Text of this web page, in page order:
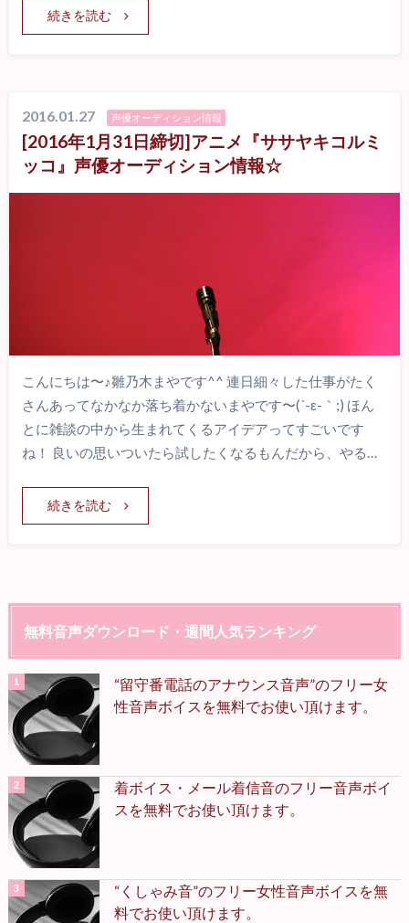
続きを読む
2016.01.27 声優オーディション情報
[2016年1月31日締切]アニメ『ササヤキコルミ
ッコ』声優オーディション情報☆
こんにちは〜♪雛乃木まやです^^ 連日細々した仕事がたく
さんあってなかなか落ち着かないまやです〜(´-ε-｀;) ほん
とに雑談の中から生まれてくるアイデアってすごいです
ね！ 良いの思いついたら試したくなるもんだから、やる…
続きを読む
無料音声ダウンロード・週間人気ランキング
“留守番電話のアナウンス音声”のフリー女
性音声ボイスを無料でお使い頂けます。
着ボイス・メール着信音のフリー音声ボイ
スを無料でお使い頂けます。
“くしゃみ音”のフリー女性音声ボイスを無
料でお使い頂けます。